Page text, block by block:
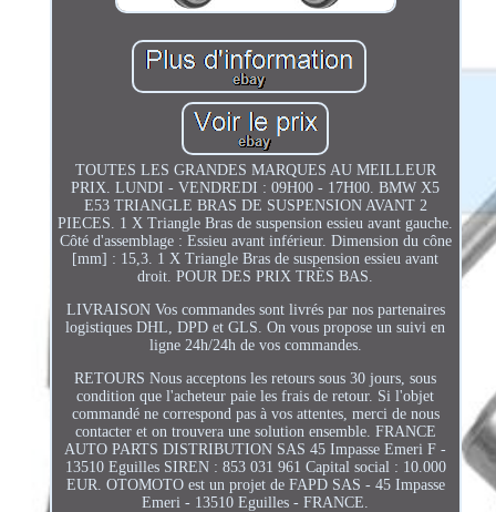
TOUTES LES GRANDES MARQUES AU MEILLEUR
PRIX. LUNDI - VENDREDI : 09H00 - 17H00. BMW X5
E53 TRIANGLE BRAS DE SUSPENSION AVANT 2
PIECES. 1 X Triangle Bras de suspension essieu avant gauche.
Côté d'assemblage : Essieu avant inférieur. Dimension du cône
[mm] : 15,3. 1 X Triangle Bras de suspension essieu avant
droit. POUR DES PRIX TRÈS BAS.
LIVRAISON Vos commandes sont livrés par nos partenaires
logistiques DHL, DPD et GLS. On vous propose un suivi en
ligne 24h/24h de vos commandes.
RETOURS Nous acceptons les retours sous 30 jours, sous
condition que l'acheteur paie les frais de retour. Si l'objet
commandé ne correspond pas à vos attentes, merci de nous
contacter et on trouvera une solution ensemble. FRANCE
AUTO PARTS DISTRIBUTION SAS 45 Impasse Emeri F -
13510 Eguilles SIREN : 853 031 961 Capital social : 10.000
EUR. OTOMOTO est un projet de FAPD SAS - 45 Impasse
Emeri - 13510 Eguilles - FRANCE.